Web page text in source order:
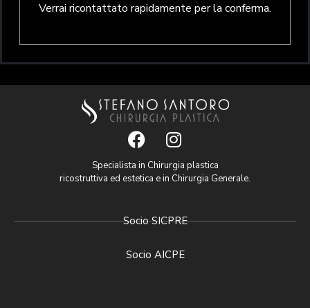
Verrai ricontattato rapidamente per la conferma.
Specialista in Chirurgia plastica
ricostruttiva ed estetica e in Chirurgia Generale.
Socio SICPRE
Socio AICPE